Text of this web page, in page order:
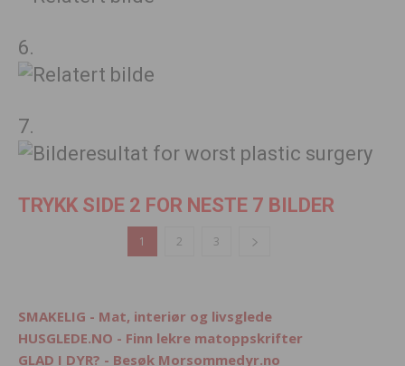
6.
7.
TRYKK SIDE 2 FOR NESTE 7 BILDER
1 2 3
SMAKELIG - Mat, interiør og livsglede
HUSGLEDE.NO - Finn lekre matoppskrifter
GLAD I DYR? - Besøk Morsommedyr.no